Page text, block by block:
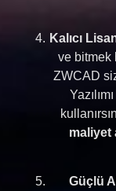
Kalıcı
ve bitmek
ZWCAD
maliyet
Güçlü